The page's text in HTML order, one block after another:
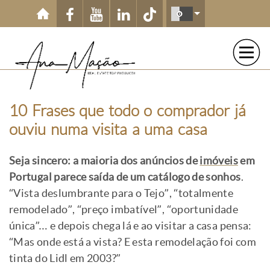
Passar para o conteúdo principal
10 Frases que todo o comprador já
ouviu numa visita a uma casa
Seja sincero: a maioria dos anúncios deimóveisem
Portugal parece saída de um catálogo de sonhos.
“Vista deslumbrante para o Tejo”, “totalmente
remodelado”, “preço imbatível”, “oportunidade
única”… e depois chega lá e ao visitar a casa pensa:
“Mas onde está a vista? E esta remodelação foi com
tinta do Lidl em 2003?”